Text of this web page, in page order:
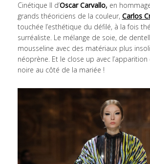
Cinétique II d’Oscar Carvallo, en
grands théoriciens de la couleur, Carlos
touchée l’esthétique du défilé, à la fois
surréaliste. Le mélange de soie, de
mousseline avec des matériaux plus
néoprène. Et le close up avec l’apparition
noire au côté de la mariée !